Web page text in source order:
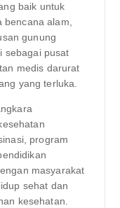
baik untuk
bencana alam,
gunung
sebagai pusat
medis darurat
yang terluka.
program
masyarakat
sehat dan
kesehatan.